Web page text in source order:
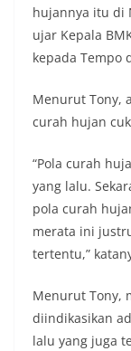
hujannya itu di
ujar Kepala
kepada Tempo
Menurut Tony,
curah hujan
“Pola curah
yang lalu.
pola curah
merata ini
tertentu,”
Menurut Tony,
diindikasikan
lalu yang juga